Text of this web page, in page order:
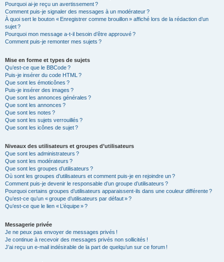
Pourquoi ai-je reçu un avertissement ?
Comment puis-je signaler des messages à un modérateur ?
À quoi sert le bouton « Enregistrer comme brouillon » affiché lors de la rédaction d’un
sujet ?
Pourquoi mon message a-t-il besoin d’être approuvé ?
Comment puis-je remonter mes sujets ?
Mise en forme et types de sujets
Qu’est-ce que le BBCode ?
Puis-je insérer du code HTML ?
Que sont les émoticônes ?
Puis-je insérer des images ?
Que sont les annonces générales ?
Que sont les annonces ?
Que sont les notes ?
Que sont les sujets verrouillés ?
Que sont les icônes de sujet ?
Niveaux des utilisateurs et groupes d’utilisateurs
Que sont les administrateurs ?
Que sont les modérateurs ?
Que sont les groupes d’utilisateurs ?
Où sont les groupes d’utilisateurs et comment puis-je en rejoindre un ?
Comment puis-je devenir le responsable d’un groupe d’utilisateurs ?
Pourquoi certains groupes d’utilisateurs apparaissent-ils dans une couleur différente ?
Qu’est-ce qu’un « groupe d’utilisateurs par défaut » ?
Qu’est-ce que le lien « L’équipe » ?
Messagerie privée
Je ne peux pas envoyer de messages privés !
Je continue à recevoir des messages privés non sollicités !
J’ai reçu un e-mail indésirable de la part de quelqu’un sur ce forum !